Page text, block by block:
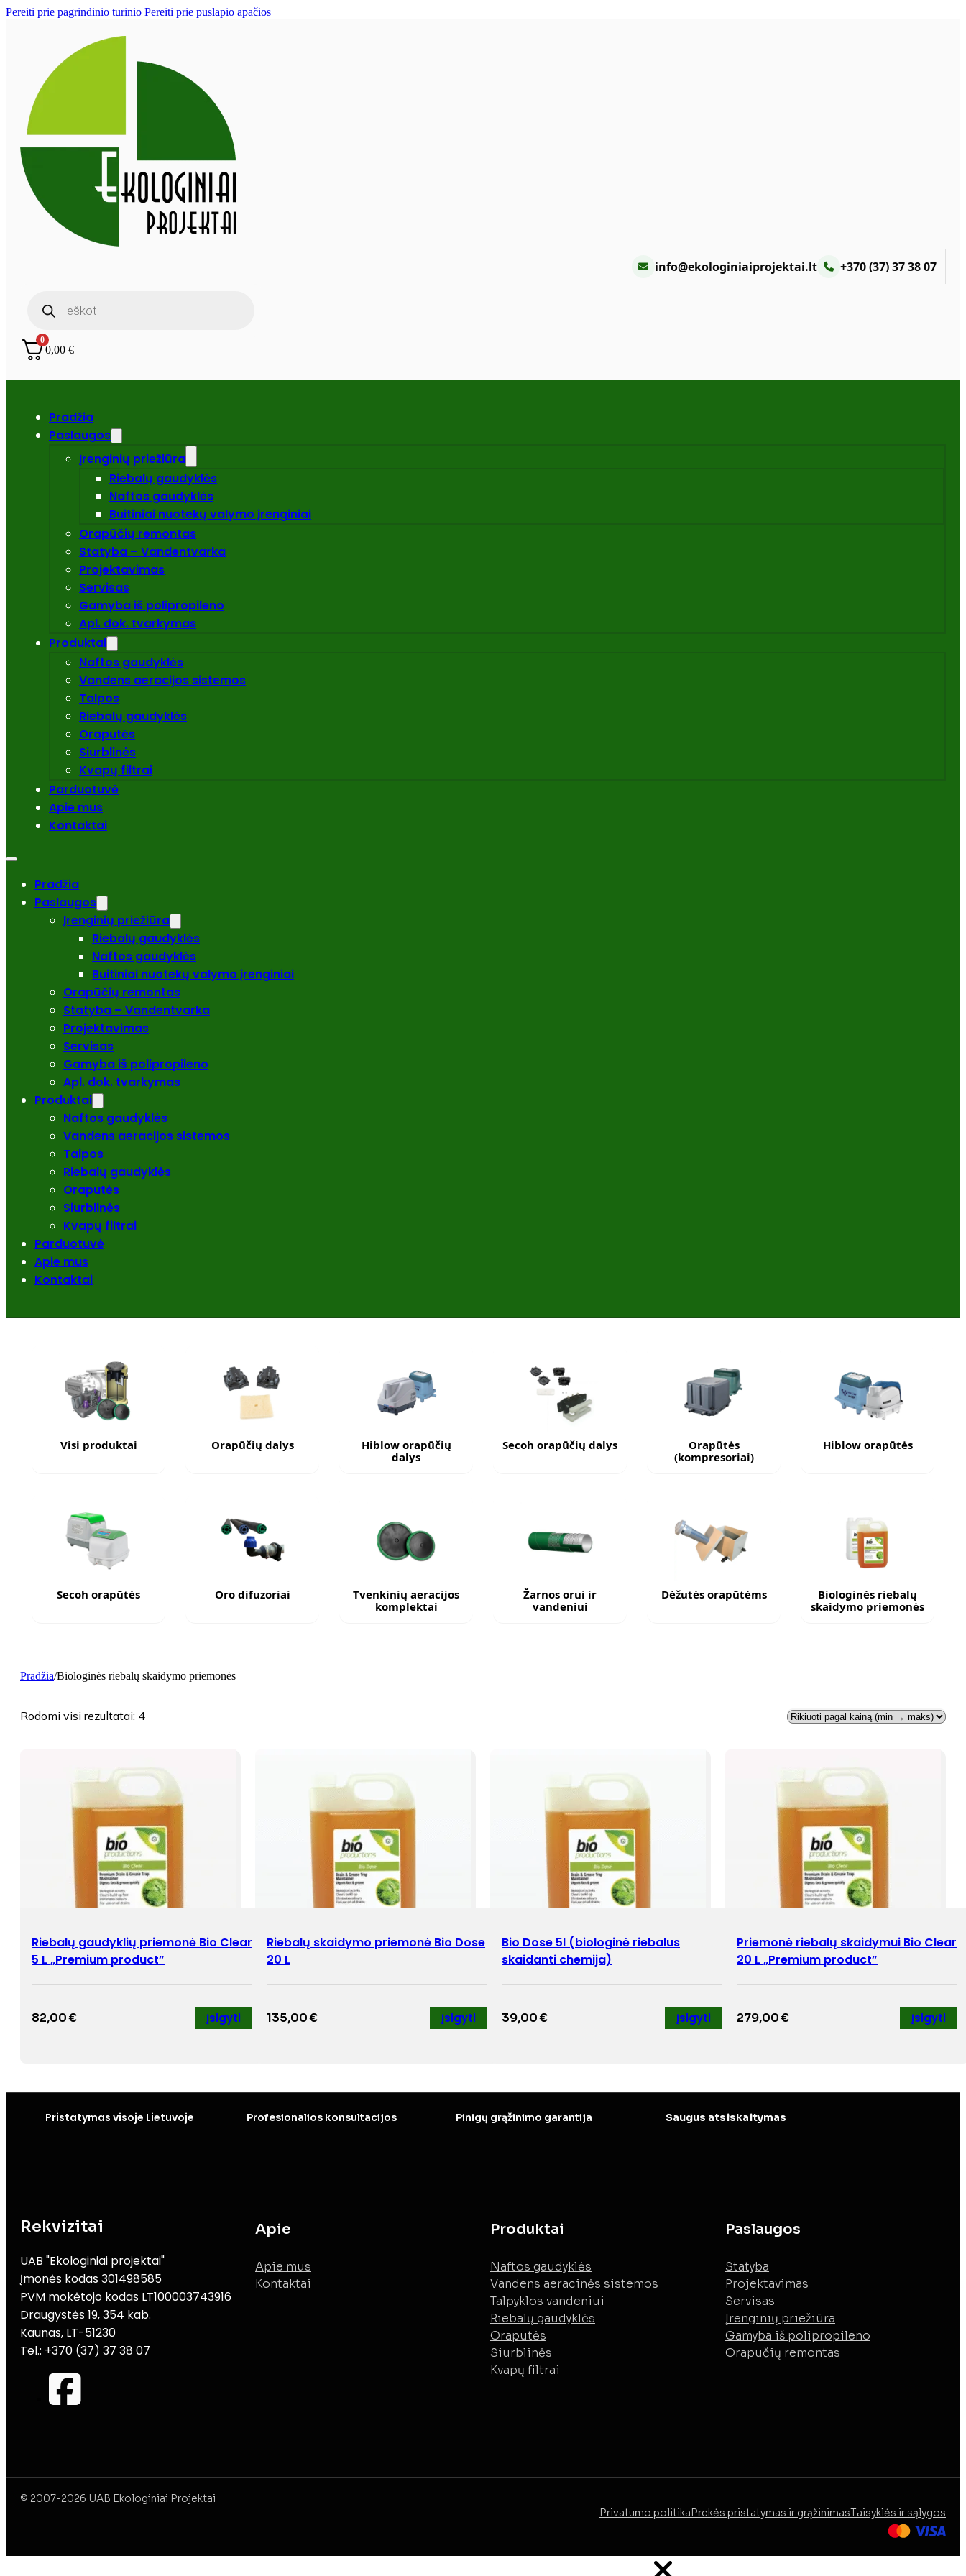
Pereiti prie pagrindinio turinio Pereiti prie puslapio apačios
info@ekologiniaiprojektai.lt +370 (37) 37 38 07
search
0
0,00 €
Pradžia
Paslaugos
Įrenginių priežiūra
Riebalų gaudyklės
Naftos gaudyklės
Buitiniai nuotekų valymo įrenginiai
Orapūčių remontas
Statyba – Vandentvarka
Projektavimas
Servisas
Gamyba iš polipropileno
Apl. dok. tvarkymas
Produktai
Naftos gaudyklės
Vandens aeracijos sistemos
Talpos
Riebalų gaudyklės
Oraputės
Siurblinės
Kvapų filtrai
Parduotuvė
Apie mus
Kontaktai
Pradžia
Paslaugos
Įrenginių priežiūra
Riebalų gaudyklės
Naftos gaudyklės
Buitiniai nuotekų valymo įrenginiai
Orapūčių remontas
Statyba – Vandentvarka
Projektavimas
Servisas
Gamyba iš polipropileno
Apl. dok. tvarkymas
Produktai
Naftos gaudyklės
Vandens aeracijos sistemos
Talpos
Riebalų gaudyklės
Oraputės
Siurblinės
Kvapų filtrai
Parduotuvė
Apie mus
Kontaktai
Visi produktai Orapūčių dalys
Hiblow orapūčių
dalys
Secoh orapūčių dalys
Orapūtės
(kompresoriai)
Hiblow orapūtės
Secoh orapūtės Oro difuzoriai
Tvenkinių aeracijos
komplektai
Žarnos orui ir
vandeniui
Dėžutės orapūtėms
Biologinės riebalų
skaidymo priemonės
Pradžia/Biologinės riebalų skaidymo priemonės
Rodomi visi rezultatai: 4Rūšiuojama
mažos
didelės
Riebalų gaudyklių priemonė Bio Clear
5 L „Premium product”
82,00€ Įsigyti
Riebalų skaidymo priemonė Bio Dose
20 L
135,00€ Įsigyti
Bio Dose 5l (biologinė riebalus
skaidanti chemija)
39,00€ Įsigyti
Priemonė riebalų skaidymui Bio Clear
20 L „Premium product”
279,00€ Įsigyti
Pristatymas visoje Lietuvoje Profesionalios konsultacijos Pinigų grąžinimo garantija Saugus atsiskaitymas
Rekvizitai
UAB "Ekologiniai projektai"
Įmonės kodas 301498585
PVM mokėtojo kodas LT100003743916
Draugystės 19, 354 kab.
Kaunas, LT-51230
Tel.: +370 (37) 37 38 07
Apie
Apie mus
Kontaktai
Produktai
Naftos gaudyklės
Vandens aeracinės sistemos
Talpyklos vandeniui
Riebalų gaudyklės
Oraputės
Siurblinės
Kvapų filtrai
Paslaugos
Statyba
Projektavimas
Servisas
Įrenginių priežiūra
Gamyba iš polipropileno
Orapučių remontas
© 2007-2026 UAB Ekologiniai Projektai
Privatumo politika Prekės pristatymas ir grąžinimasTaisyklės ir sąlygos